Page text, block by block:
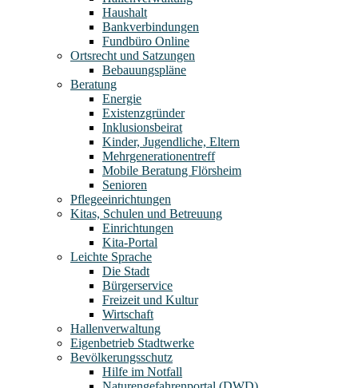
Haushalt
Bankverbindungen
Fundbüro Online
Ortsrecht und Satzungen
Bebauungspläne
Beratung
Energie
Existenzgründer
Inklusionsbeirat
Kinder, Jugendliche, Eltern
Mehrgenerationentreff
Mobile Beratung Flörsheim
Senioren
Pflegeeinrichtungen
Kitas, Schulen und Betreuung
Einrichtungen
Kita-Portal
Leichte Sprache
Die Stadt
Bürgerservice
Freizeit und Kultur
Wirtschaft
Hallenverwaltung
Eigenbetrieb Stadtwerke
Bevölkerungsschutz
Hilfe im Notfall